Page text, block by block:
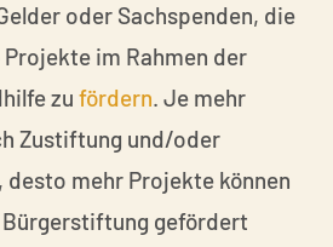
oder Sachspenden, die
im Rahmen der
zu fördern. Je mehr
Zustiftung und/oder
desto mehr Projekte können
gefördert